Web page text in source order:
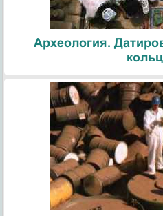
Археология.